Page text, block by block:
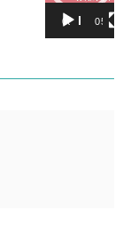
00:00 05:00